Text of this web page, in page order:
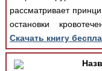
рассматривает
остановки
Скачать книгу